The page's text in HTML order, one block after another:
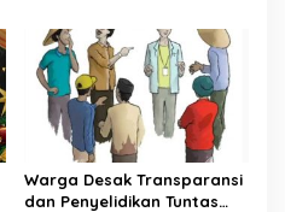
Warga Desak Transparansi
dan Penyelidikan Tuntas